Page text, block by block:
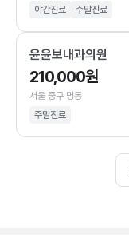
야간진료
주말진료
윤윤보내과의원
210,000원
서울 중구 명동
주말진료